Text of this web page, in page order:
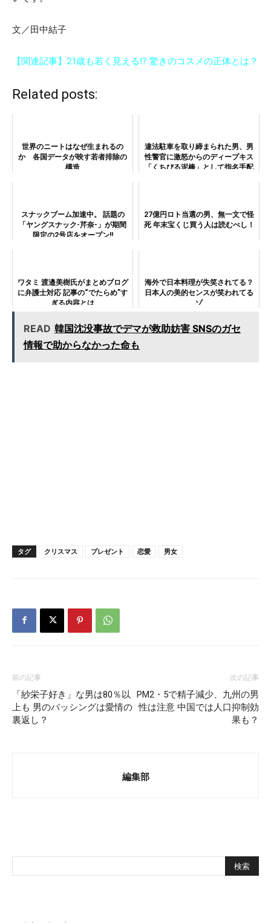
文／田中結子
【関連記事】21歳も若く見える!? 驚きのコスメの正体とは？
Related posts:
世界のニートはなぜ生まれるの
か 各国データが映す若者排除の
構造
違法駐車を取り締まられた男、男
性警官に激怒からのディープキス
「くちびる泥棒」として指名手配
スナックブーム加速中。 話題の
「ヤングスナック-芹奈-」が期間
限定の2号店をオープン!!
27億円ロト当選の男、無一文で怪
死 年末宝くじ買う人は読むべし！
ワタミ 渡邉美樹氏がまとめブログ
に弁護士対応 記事の“でたらめ”す
ぎる内容とは
海外で日本料理が失笑されてる？
日本人の美的センスが笑われてる
ゾ
READ 韓国沈没事故でデマが救助妨害 SNSのガセ
情報で助からなかった命も
タグ クリスマス プレゼント 恋愛 男女
前の記事
「紗栄子好き」な男は80％以
上も 男のバッシングは愛情の
裏返し？
次の記事
PM2・5で精子減少、九州の男
性は注意 中国では人口抑制効
果も？
編集部